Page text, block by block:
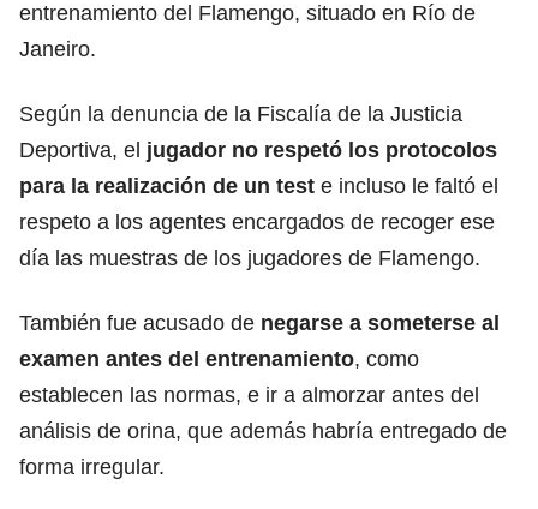
entrenamiento del Flamengo, situado en Río de
Janeiro.
Según la denuncia de la Fiscalía de la Justicia
Deportiva, el jugador no respetó los protocolos
para la realización de un test e incluso le faltó el
respeto a los agentes encargados de recoger ese
día las muestras de los jugadores de Flamengo.
También fue acusado de negarse a someterse al
examen antes del entrenamiento, como
establecen las normas, e ir a almorzar antes del
análisis de orina, que además habría entregado de
forma irregular.